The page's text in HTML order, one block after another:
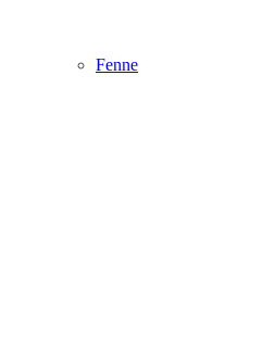
Fenne